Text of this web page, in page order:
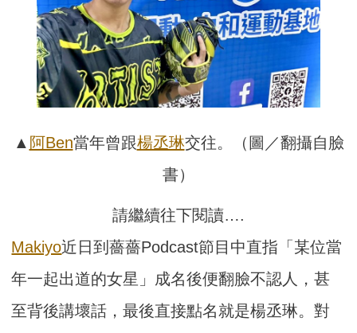
▲ 阿Ben當年曾跟楊丞琳交往。（圖／翻攝自臉
書）
請繼續往下閱讀….
Makiyo近日到薔薔Podcast節目中直指「某位當
年一起出道的女星」成名後便翻臉不認人，甚
至背後講壞話，最後直接點名就是楊丞琳。對